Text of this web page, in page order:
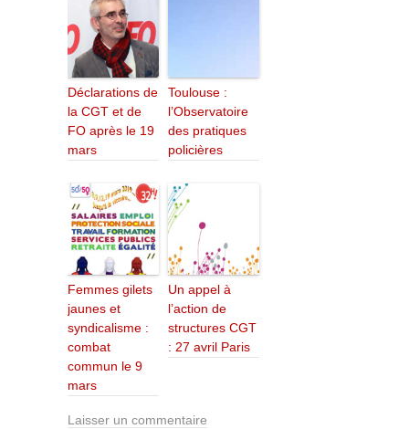
Déclarations de
la CGT et de
FO après le 19
mars
Toulouse :
l’Observatoire
des pratiques
policières
Femmes gilets
jaunes et
syndicalisme :
combat
commun le 9
mars
Un appel à
l’action de
structures CGT
: 27 avril Paris
Laisser un commentaire